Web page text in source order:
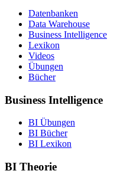
Datenbanken
Data Warehouse
Business Intelligence
Lexikon
Videos
Übungen
Bücher
Business Intelligence
BI Übungen
BI Bücher
BI Lexikon
BI Theorie